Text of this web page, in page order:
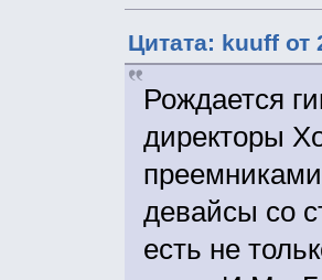
Цитата: kuuff от
Рождается
директоры
девайсы со
есть не